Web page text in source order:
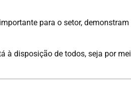
para o setor, demonstram
à disposição de todos, seja por